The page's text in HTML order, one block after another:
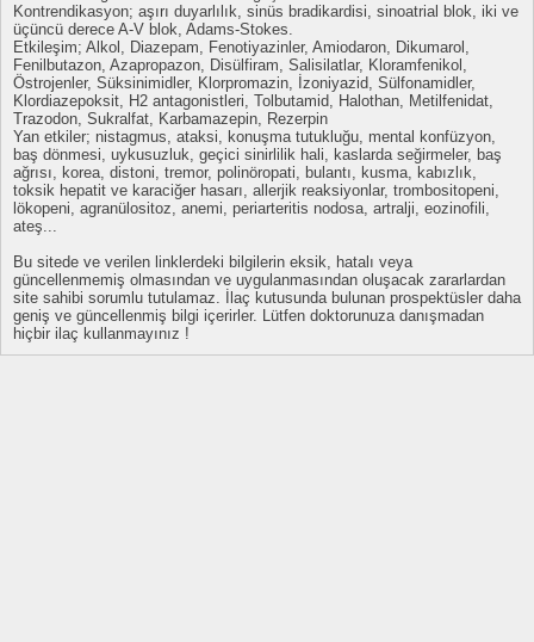
Kontrendikasyon; aşırı duyarlılık, sinüs bradikardisi, sinoatrial blok, iki ve
üçüncü derece A-V blok, Adams-Stokes.
Etkileşim; Alkol, Diazepam, Fenotiyazinler, Amiodaron, Dikumarol,
Fenilbutazon, Azapropazon, Disülfiram, Salisilatlar, Kloramfenikol,
Östrojenler, Süksinimidler, Klorpromazin, İzoniyazid, Sülfonamidler,
Klordiazepoksit, H2 antagonistleri, Tolbutamid, Halothan, Metilfenidat,
Trazodon, Sukralfat, Karbamazepin, Rezerpin
Yan etkiler; nistagmus, ataksi, konuşma tutukluğu, mental konfüzyon,
baş dönmesi, uykusuzluk, geçici sinirlilik hali, kaslarda seğirmeler, baş
ağrısı, korea, distoni, tremor, polinöropati, bulantı, kusma, kabızlık,
toksik hepatit ve karaciğer hasarı, allerjik reaksiyonlar, trombositopeni,
lökopeni, agranülositoz, anemi, periarteritis nodosa, artralji, eozinofili,
ateş...
Bu sitede ve verilen linklerdeki bilgilerin eksik, hatalı veya
güncellenmemiş olmasından ve uygulanmasından oluşacak zararlardan
site sahibi sorumlu tutulamaz. İlaç kutusunda bulunan prospektüsler daha
geniş ve güncellenmiş bilgi içerirler. Lütfen doktorunuza danışmadan
hiçbir ilaç kullanmayınız !